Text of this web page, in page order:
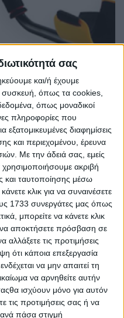
σας
και/ή έχουμε
όπως τα cookies,
όπως μοναδικοί
πληροφορίες που
διαφημίσεις
και περιεχομένου, έρευνα
Με την άδειά σας, εμείς
χρησιμοποιήσουμε ακριβή
και ταυτοποίησης μέσω
κλικ για να συναινέσετε
1733 συνεργάτες μας όπως
μπορείτε να κάνετε κλικ
να αποκτήσετε πρόσβαση σε
αλλάξετε τις προτιμήσεις
ότι κάποια επεξεργασία
να μην απαιτεί τη
να αρνηθείτε αυτήν
ισχύουν μόνο για αυτόν
τις προτιμήσεις σας ή να
πάσα στιγμή
όλα τα
ώστε να ...